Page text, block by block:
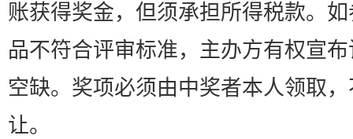
账获得奖金，但须承担所得税款。
品不符合评审标准，主办方有权宣
空缺。奖项必须由中奖者本人领取
让。